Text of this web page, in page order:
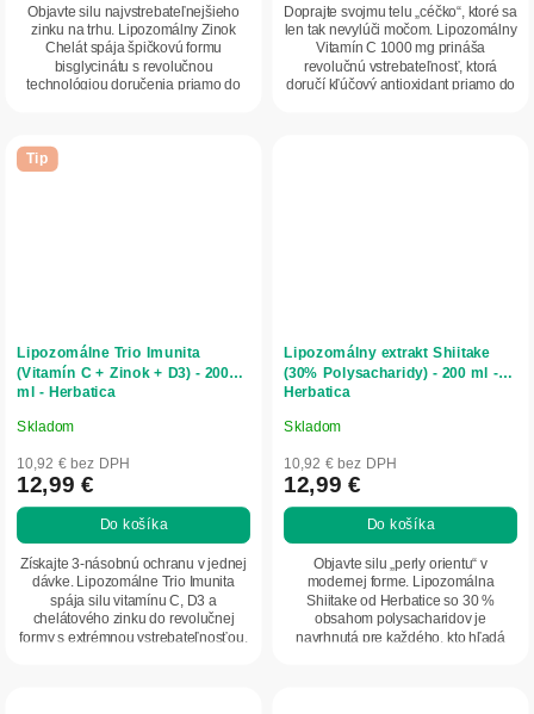
Objavte silu najvstrebateľnejšieho
zinku na trhu. Lipozomálny Zinok
Chelát spája špičkovú formu
bisglycinátu s revolučnou
technológiou doručenia priamo do
Doprajte svojmu telu „céčko“, ktoré sa
len tak nevylúči močom. Lipozomálny
Vitamín C 1000 mg prináša
revolučnú vstrebateľnosť, ktorá
doručí kľúčový antioxidant priamo do
Tip
Lipozomálne Trio Imunita
(Vitamín C + Zinok + D3) - 200
ml - Herbatica
Priemerné
hodnotenie
produktu
je
5,0
z
hviezdičiek.
Skladom
10,92 € bez DPH
12,99 €
Do košíka
Získajte 3-násobnú ochranu v jednej
dávke. Lipozomálne Trio Imunita
spája silu vitamínu C, D3 a
chelátového zinku do revolučnej
formy s extrémnou vstrebateľnosťou.
Lipozomálny extrakt Shiitake
(30% Polysacharidy) - 200 ml -
Herbatica
Priemerné
hodnotenie
produktu
je
5,0
hviezdičiek.
Skladom
10,92 € bez DPH
12,99 €
Do košíka
Objavte silu „perly orientu“ v
modernej forme. Lipozomálna
Shiitake od Herbatice so 30 %
obsahom polysacharidov je
navrhnutá pre každého, kto hľadá